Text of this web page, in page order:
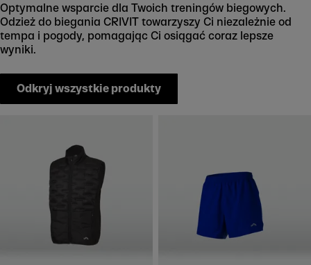
Optymalne wsparcie dla Twoich treningów biegowych.
Odzież do biegania CRIVIT towarzyszy Ci niezależnie od
tempa i pogody, pomagając Ci osiągać coraz lepsze
wyniki.
Odkryj wszystkie produkty